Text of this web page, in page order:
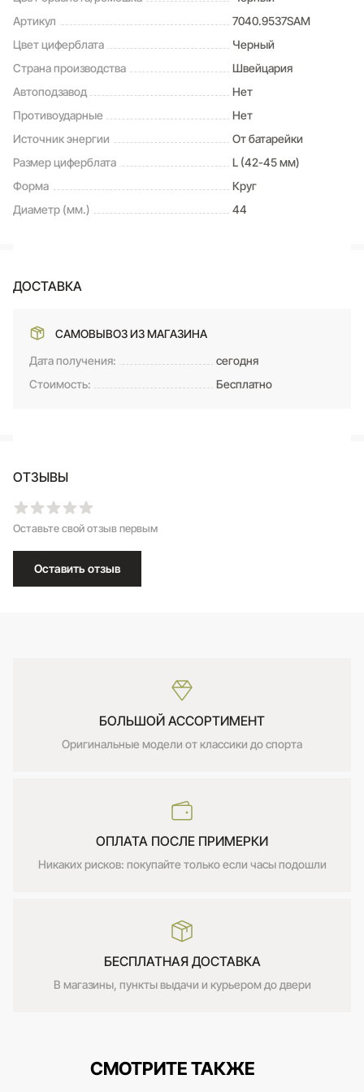
Артикул
7040.9537SAM
Цвет циферблата
Черный
Страна производства
Швейцария
Автоподзавод
Нет
Противоударные
Нет
Источник энергии
От батарейки
Размер циферблата
L (42-45 мм)
Форма
Круг
Диаметр (мм.)
44
ДОСТАВКА
САМОВЫВОЗ ИЗ МАГАЗИНА
Дата получения:
сегодня
Стоимость:
Бесплатно
ОТЗЫВЫ
Оставьте свой отзыв первым
Оставить отзыв
БОЛЬШОЙ АССОРТИМЕНТ
Оригинальные модели от классики до спорта
ОПЛАТА ПОСЛЕ ПРИМЕРКИ
Никаких рисков: покупайте только если часы подошли
БЕСПЛАТНАЯ ДОСТАВКА
В магазины, пункты выдачи и курьером до двери
СМОТРИТЕ ТАКЖЕ